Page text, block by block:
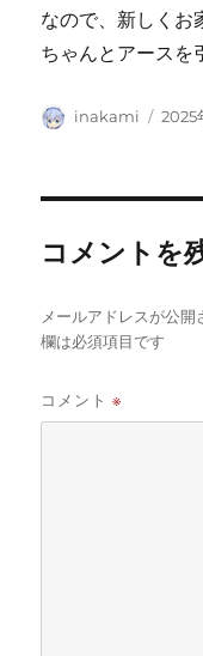
なので、新しくお
ちゃんとアースを
投
inakami
投
2025
コメントを
メールアドレスが公開
欄は必須項目です
コメント※